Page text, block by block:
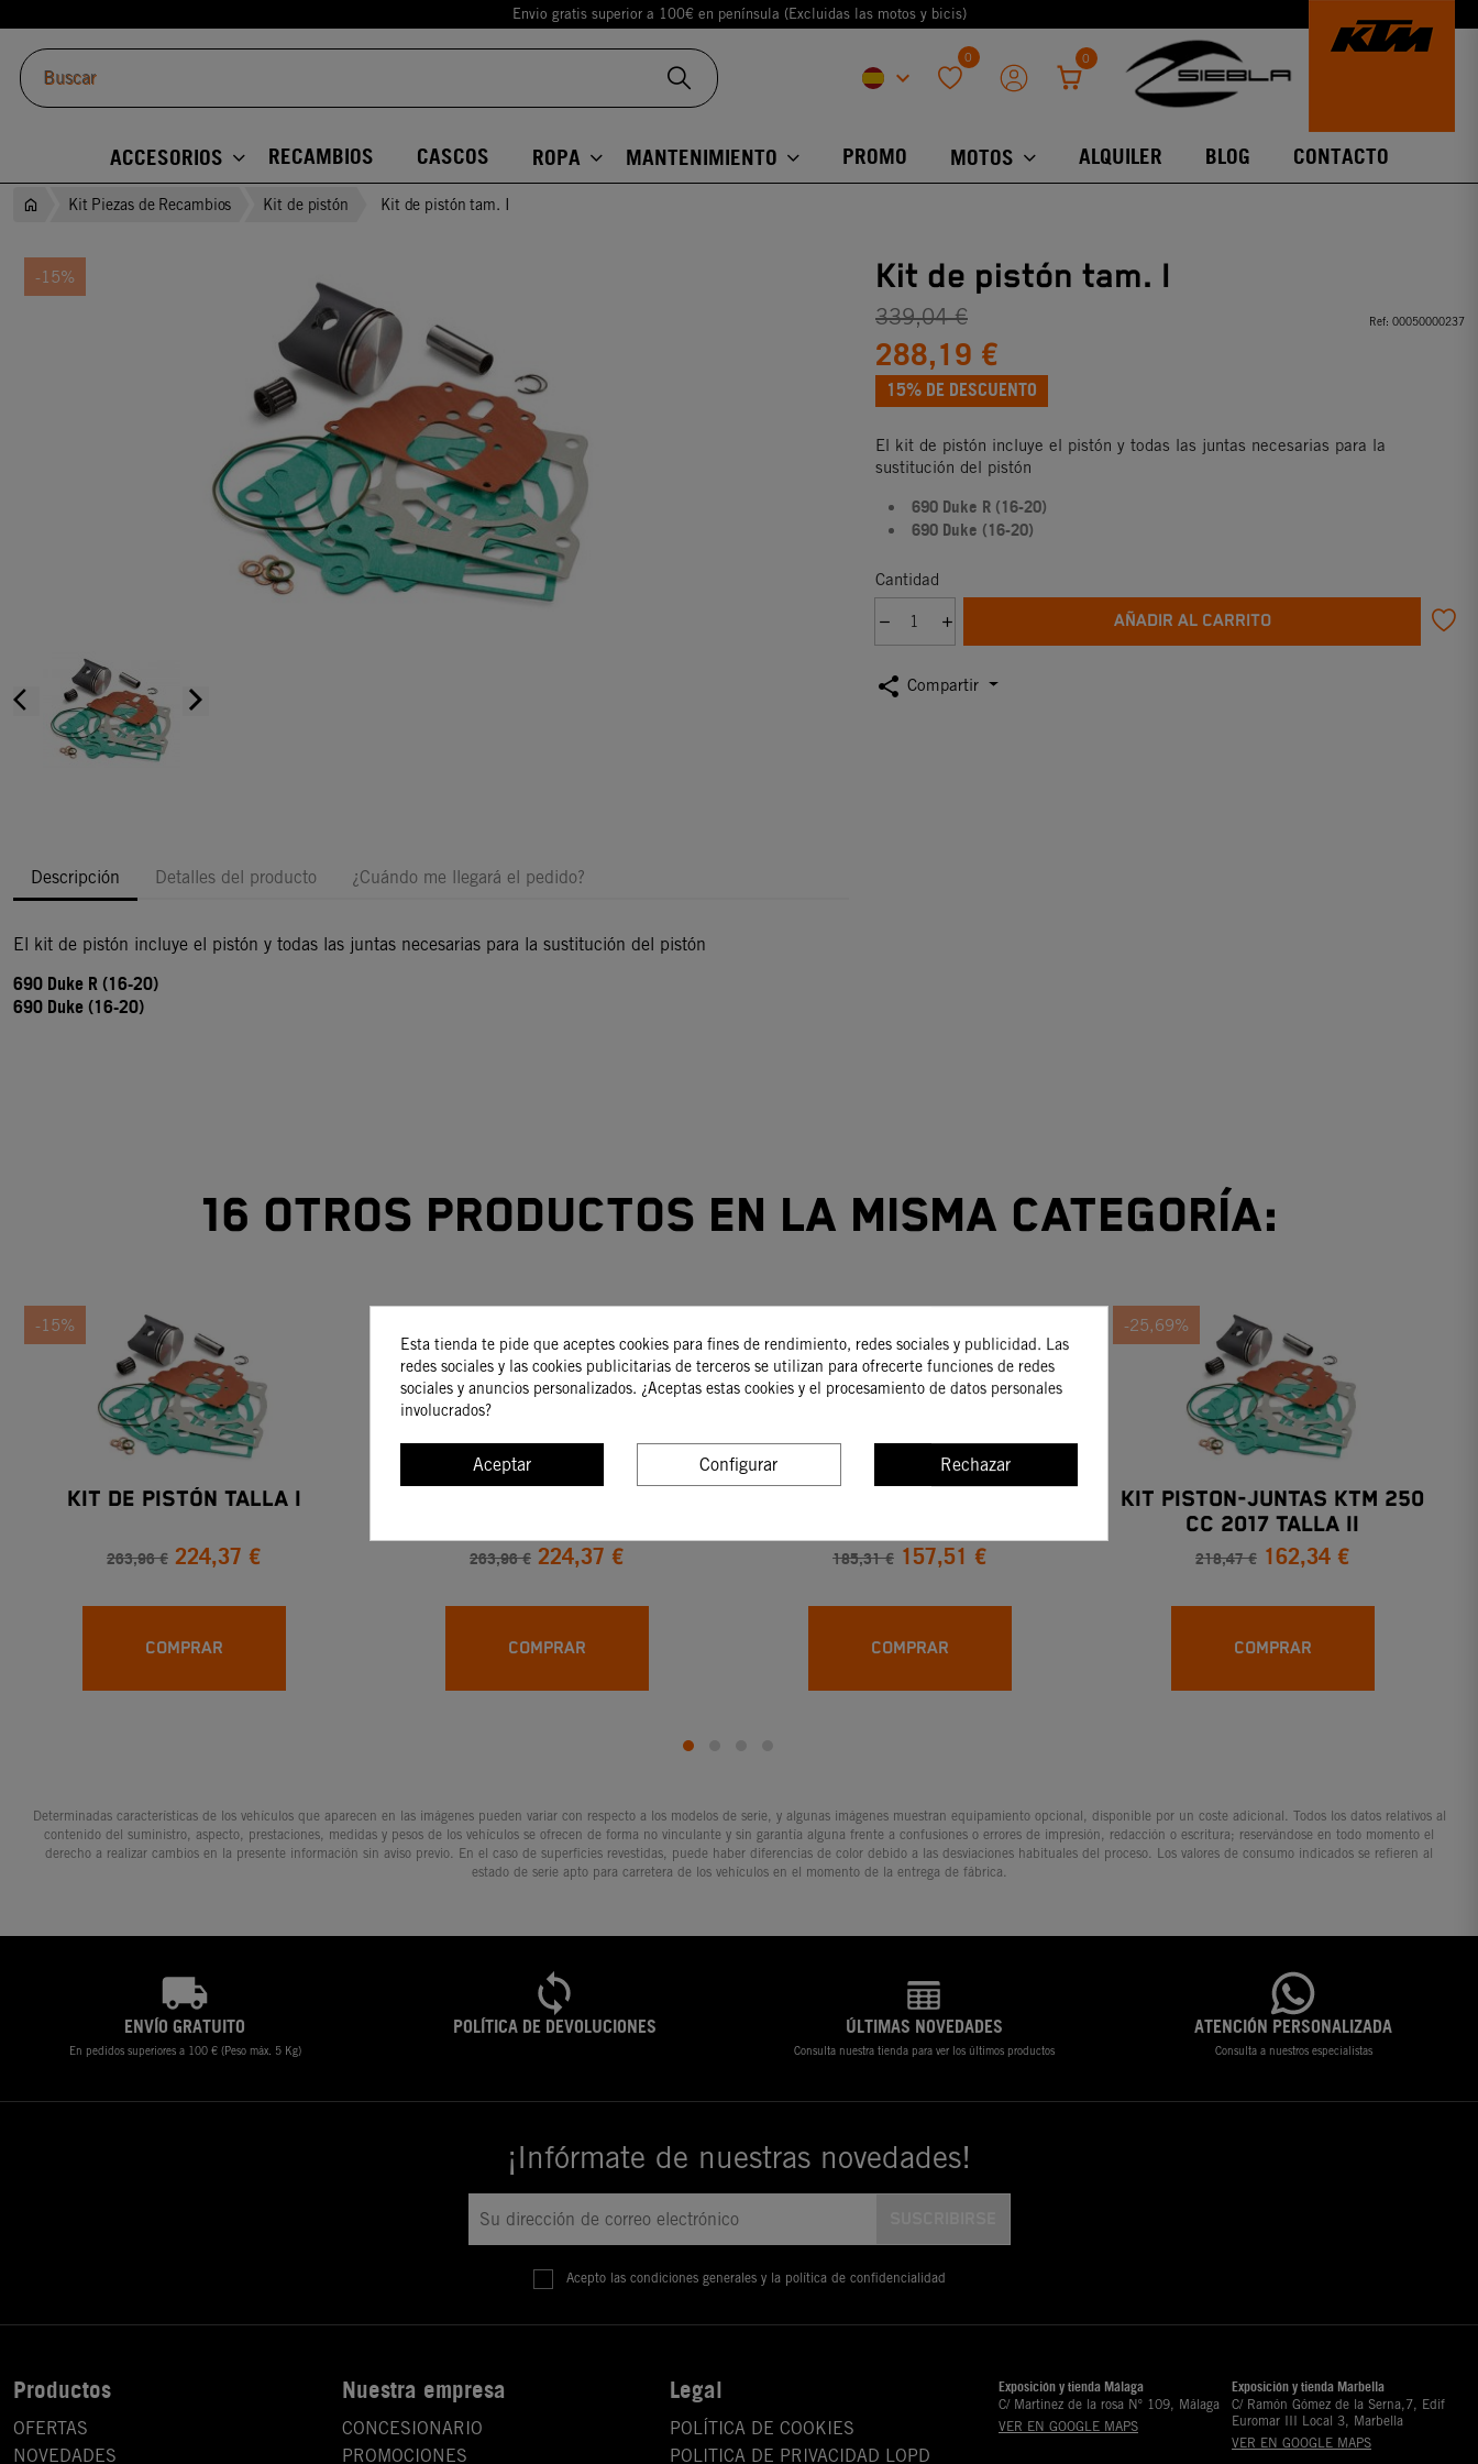
Envio gratis superior a 100€ en península (Excluidas las motos y bicis)
keyboard_arrow_down
0 0
ACCESORIOS RECAMBIOS CASCOS ROPA MANTENIMIENTO PROMO MOTOS ALQUILER BLOG CONTACTO
Kit Piezas de Recambios Kit de pistón Kit de pistón tam. I
-15%
arrow_back_ios arrow_forward_ios
Descripción Detalles del producto ¿Cuándo me llegará el pedido?
El kit de pistón incluye el pistón y todas las juntas necesarias para la sustitución del pistón
690 Duke R(16-20)
690 Duke (16-20)
Kit de pistón tam. I
339,04 €
288,19 €
15% DE DESCUENTO
Ref: 00050000237
El kit de pistón incluye el pistón y todas las juntas necesarias para la
sustitución del pistón
690 Duke R(16-20)
690 Duke (16-20)
Cantidad
AÑADIR AL CARRITO
share Compartir
16 otros productos en la misma categoría:
-15%
Kit De Pistón Talla I
263,96 € 224,37 €
COMPRAR
263,96 € 224,37 €
COMPRAR
185,31 € 157,51 €
COMPRAR
-25,69%
KIT PISTON-JUNTAS KTM 250
CC 2017 TALLA II
218,47 € 162,34 €
COMPRAR
Determinadas características de los vehículos que aparecen en las imágenes pueden variar con respecto a los modelos de serie, y algunas imágenes muestran equipamiento opcional, disponible por un coste adicional. Todos los datos relativos al
contenido del suministro, aspecto, prestaciones, medidas y pesos de los vehículos se ofrecen de forma no vinculante y sin garantía alguna frente a confusiones o errores de impresión, redacción o escritura; reservándose en todo momento el
derecho a realizar cambios en la presente información sin aviso previo. En el caso de superficies revestidas, puede haber diferencias de color debido a las desviaciones habituales del proceso. Los valores de consumo indicados se refieren al
estado de serie apto para carretera de los vehículos en el momento de la entrega de fábrica.
ENVÍO GRATUITO
En pedidos superiores a 100 € (Peso máx. 5 Kg)
POLÍTICA DE DEVOLUCIONES ÚLTIMAS NOVEDADES
Consulta nuestra tienda para ver los últimos productos
ATENCIÓN PERSONALIZADA
Consulta a nuestros especialistas
¡Infórmate de nuestras novedades!
Acepto las condiciones generales y la política de confidencialidad
Productos
OFERTAS
NOVEDADES
Nuestra empresa
CONCESIONARIO
PROMOCIONES
Legal
POLÍTICA DE COOKIES
POLITICA DE PRIVACIDAD LOPD
Exposición y tienda Málaga
C/ Martinez de la rosa Nº 109, Málaga
VER EN GOOGLE MAPS
Exposición y tienda Marbella
C/ Ramón Gómez de la Serna,7, Edif
Euromar III Local 3, Marbella
VER EN GOOGLE MAPS
Esta tienda te pide que aceptes cookies para fines de rendimiento, redes sociales y publicidad. Las
redes sociales y las cookies publicitarias de terceros se utilizan para ofrecerte funciones de redes
sociales y anuncios personalizados. ¿Aceptas estas cookies y el procesamiento de datos personales
involucrados?
Aceptar Configurar Rechazar